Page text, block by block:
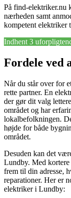
På find-elektriker.nu
nærheden samt
kompetent
Indhent 3
Fordele ved
Når du står over for
rette partner. En
der gør dit valg
området og har
lokalbefolkningen.
højde for både
området.
Desuden kan det
Lundby. Med kortere
frem til din adresse,
reparationer. Her er
elektriker i Lundby: